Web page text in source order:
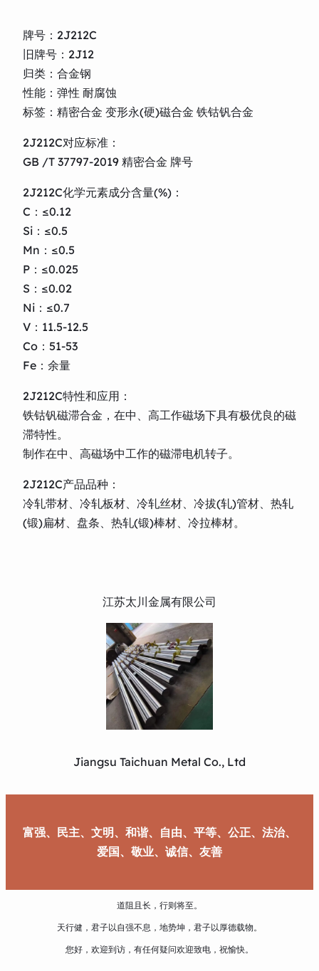
牌号：2J212C
旧牌号：2J12
归类：合金钢
性能：弹性 耐腐蚀
标签：精密合金 变形永(硬)磁合金 铁钴钒合金
2J212C对应标准：
GB /T 37797-2019 精密合金 牌号
2J212C化学元素成分含量(%)：
C：≤0.12
Si：≤0.5
Mn：≤0.5
P：≤0.025
S：≤0.02
Ni：≤0.7
V：11.5-12.5
Co：51-53
Fe：余量
2J212C特性和应用：
铁钴钒磁滞合金，在中、高工作磁场下具有极优良的磁
滞特性。
制作在中、高磁场中工作的磁滞电机转子。
2J212C产品品种：
冷轧带材、冷轧板材、冷轧丝材、冷拔(轧)管材、热轧
(锻)扁材、盘条、热轧(锻)棒材、冷拉棒材。
江苏太川金属有限公司
Jiangsu Taichuan Metal Co., Ltd
富强、民主、文明、和谐、自由、平等、公正、法治、
爱国、敬业、诚信、友善
道阻且长，行则将至。
天行健，君子以自强不息，地势坤，君子以厚德载物。
您好，欢迎到访，有任何疑问欢迎致电，祝愉快。